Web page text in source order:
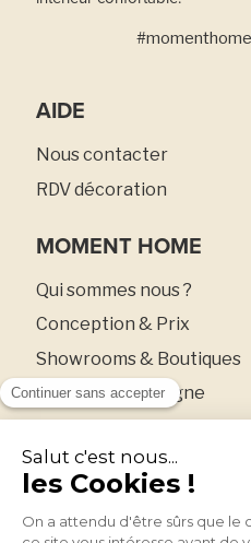
AIDE
Nous contacter
RDV décoration
MOMENT HOME
Qui sommes nous ?
Conception & Prix
Showrooms & Boutiques
Boutique en ligne
Bons plans